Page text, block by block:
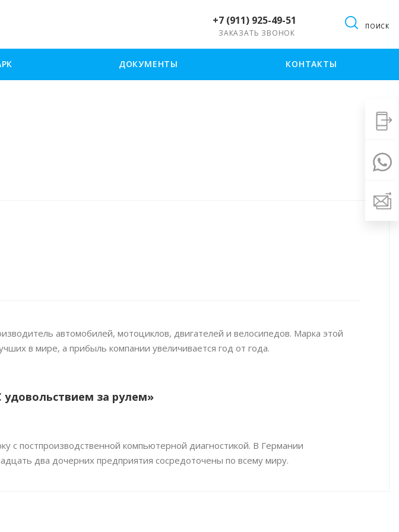
ПОИСК
+7 (911) 925-49-51
ЗАКАЗАТЬ ЗВОНОК
ДОКУМЕНТЫ КОНТАКТЫ
автомобилей, мотоциклов, двигателей и велосипедов. Марка этой
в мире, а прибыль компании увеличивается год от года.
за рулем»
с постпроизводственной компьютерной диагностикой. В Германии
два дочерних предприятия сосредоточены по всему миру.